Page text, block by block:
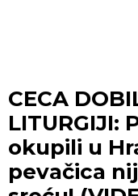
CECA
LITURGIJI:
okupili u
pevačica